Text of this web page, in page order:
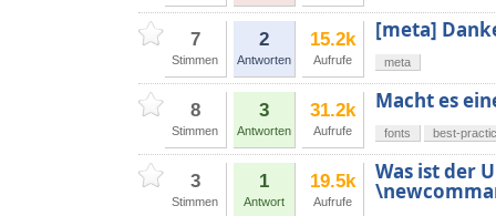
7
Stimmen
2
Antworten
15.2k
Aufrufe
[meta]
meta
8
Stimmen
3
Antworten
31.2k
Aufrufe
Macht es
fonts best-
3
Stimmen
1
Antwort
19.5k
Aufrufe
Was ist der